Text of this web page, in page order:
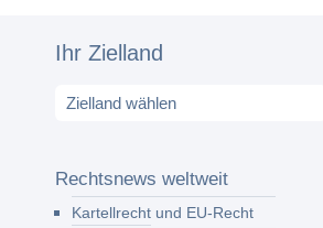
Ihr Zielland
Rechtsnews weltweit
Kartellrecht und EU-Recht